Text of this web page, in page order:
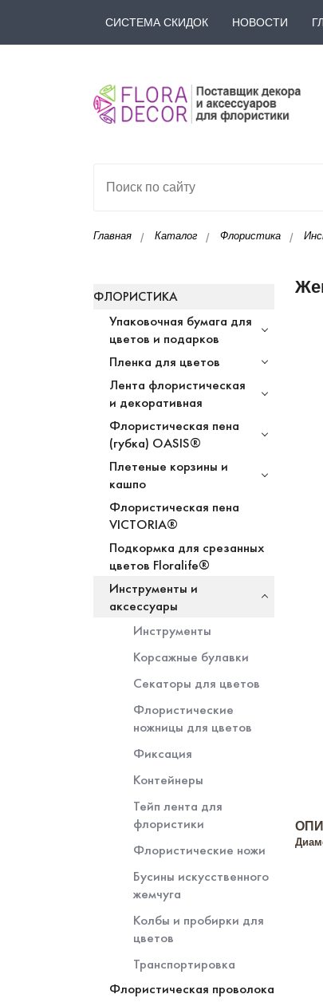
СИСТЕМА СКИДОК НОВОСТИ
Главная Каталог Флористика
ФЛОРИСТИКА
Упаковочная бумага для
цветов и подарков
Пленка для цветов
Лента флористическая
и декоративная
Флористическая пена
(губка) OASIS®
Плетеные корзины и
кашпо
Флористическая пена
VICTORIA®
Подкормка для срезанных
цветов Floralife®
Инструменты и
аксессуары
Инструменты
Корсажные булавки
Секаторы для цветов
Флористические
ножницы для цветов
Фиксация
Контейнеры
Тейп лента для
флористики
Флористические ножи
Бусины искусственного
жемчуга
Колбы и пробирки для
цветов
Транспортировка
Флористическая проволока